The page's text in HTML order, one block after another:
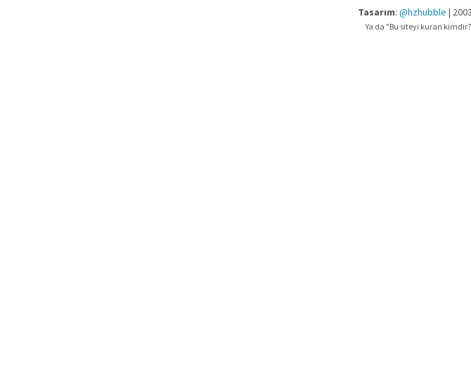
Tasarım: @hzhubble |
Ya da "Bu siteyi kuran